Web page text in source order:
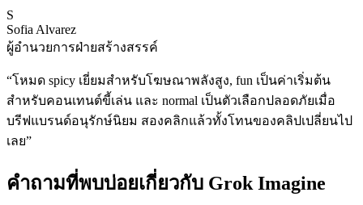
S
Sofia Alvarez
ผู้อำนวยการฝ่ายสร้างสรรค์
“โหมด spicy เยี่ยมสำหรับโฆษณาพลังสูง, fun เป็นค่าเริ่มต้น
สำหรับคอนเทนต์ขี้เล่น และ normal เป็นตัวเลือกปลอดภัยเมื่อ
บรีฟแบรนด์อนุรักษ์นิยม สองคลิกแล้วทั้งโทนของคลิปเปลี่ยนไป
เลย”
คำถามที่พบบ่อยเกี่ยวกับ Grok Imagine